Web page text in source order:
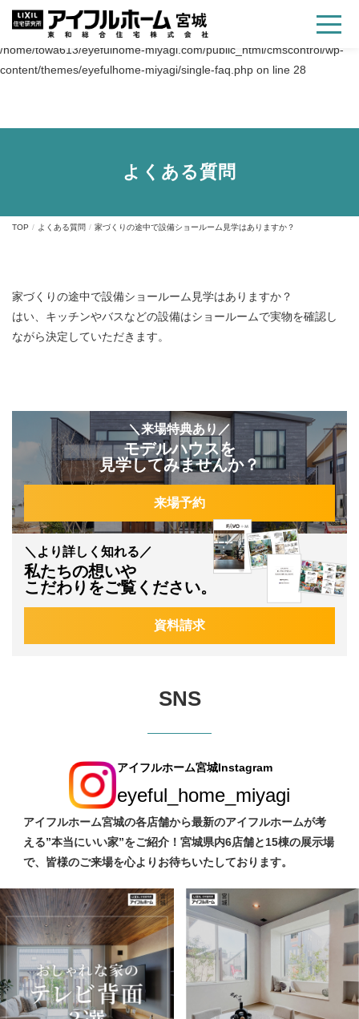
Warning: Trying to access array offset on value of type bool in
/home/towa613/eyefulhome-miyagi.com/public_html/cmscontrol/wp-
content/themes/eyefulhome-miyagi/single-faq.php on line 28
よくある質問
TOP よくある質問 家づくりの途中で設備ショールーム見学はありますか？
家づくりの途中で設備ショールーム見学はありますか？
はい、キッチンやバスなどの設備はショールームで実物を確認し
ながら決定していただきます。
＼来場特典あり／
モデルハウスを
見学してみませんか？
来場予約
＼より詳しく知れる／
私たちの想いや
こだわりをご覧ください。
資料請求
SNS
アイフルホーム宮城Instagram
eyeful_home_miyagi
アイフルホーム宮城の各店舗から最新のアイフルホームが考
える”本当にいい家”をご紹介！宮城県内6店舗と15棟の展示場
で、皆様のご来場を心よりお待ちいたしております。